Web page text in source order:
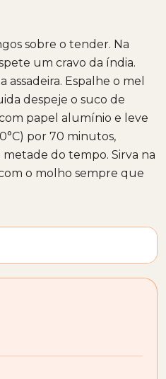
sobre o tender. Na
um cravo da índia.
Espalhe o mel
despeje o suco de
papel alumínio e leve
por 70 minutos,
do tempo. Sirva na
o molho sempre que